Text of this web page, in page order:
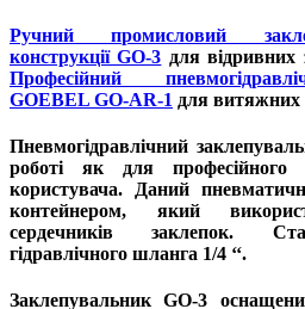
Ручний промисловий
конструкції GO-3 для
Професійний
GOEBEL GO-AR-1 для витяжних
Пневмогідравлічний
роботі як для
користувача. Даний
контейнером, який
сердечників заклепок.
гідравлічного шланга 1/4 ‘‘.
Заклепувальник GO-3